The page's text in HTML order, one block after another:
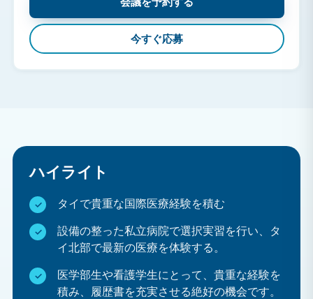
完璧に組み合わせることができます。
国際的な医療経験
急速に発展している国における医療制度の仕組み、特
に民間医療制度と公的医療制度の違いについて学びま
しょう。
プロフェッショナルなネットワーク構築
世界中の医療専門家や研修医仲間と有意義な繋がりを
築きましょう。
没入型の文化体験
チェンマイの有名な寺院、活気あふれるナイトマーケ
今すぐ応募
ハイライト
タイで貴重な国際医療経験を積む
設備の整った私立病院で選択実習を行い、タ
イ北部で最新の医療を体験する。
医学部生や看護学生にとって、貴重な経験を
積み、履歴書を充実させる絶好の機会です。